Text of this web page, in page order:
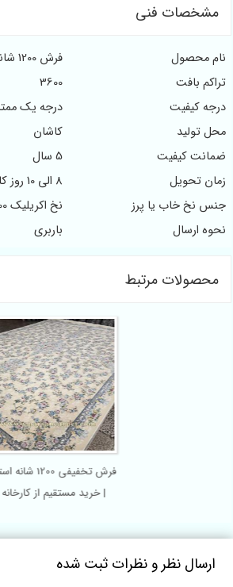
فنی
محصول
فرش 1200 شانه مدل سلطان
بافت
3600
کیفیت
درجه یک ممتاز
تولید
کاشان
کیفیت
تحویل
نخ خاب یا پرز
نخ اکریلیک 100% هیت ست شد
ارسال
باربری
مرتبط
فرش تخفیفی 1200 شانه استوک
| خرید مستقیم از کارخانه با
ارسال نظر و نظرات ثبت شده